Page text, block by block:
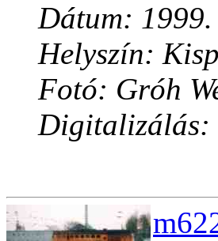
Dátum:
Helyszín:
Fotó: Gróh
Digitalizálás: